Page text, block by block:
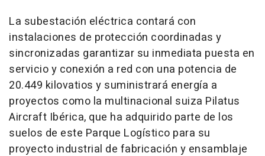
La subestación eléctrica contará con
instalaciones de protección coordinadas y
sincronizadas garantizar su inmediata puesta en
servicio y conexión a red con una potencia de
20.449 kilovatios y suministrará energía a
proyectos como la multinacional suiza Pilatus
Aircraft Ibérica, que ha adquirido parte de los
suelos de este Parque Logístico para su
proyecto industrial de fabricación y ensamblaje